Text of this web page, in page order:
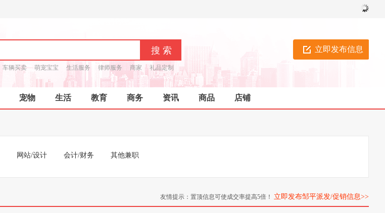
立即发布信息
车辆买卖 萌宠宝宝 生活服务 律师服务 商家 礼品定制
宠物 生活 教育 商务 资讯 商品 店铺
网站/设计 会计/财务 其他兼职
友情提示：置顶信息可使成交率提高5倍！ 立即发布邹平派发/促销信息>>